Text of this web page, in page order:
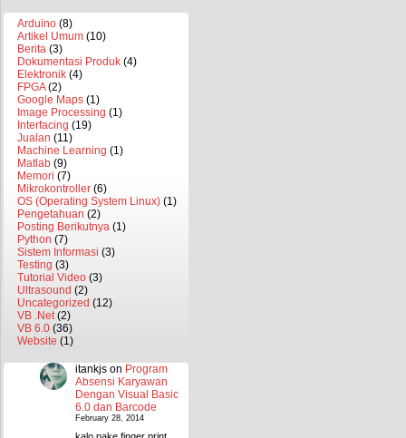
Arduino (8)
Artikel Umum (10)
Berita (3)
Dokumentasi Produk (4)
Elektronik (4)
FPGA(2)
Google Maps (1)
Image Processing (1)
Interfacing (19)
Jualan (11)
Machine Learning (1)
Matlab (9)
Memori (7)
Mikrokontroller (6)
OS (Operating System Linux) (1)
Pengetahuan (2)
Posting Berikutnya (1)
Python (7)
Sistem Informasi (3)
Testing (3)
Tutorial Video (3)
Ultrasound (2)
Uncategorized (12)
VB .Net(2)
VB 6.0 (36)
Website (1)
itankjs on Program
Absensi Karyawan
Dengan Visual Basic
6.0 dan Barcode
February 28, 2014